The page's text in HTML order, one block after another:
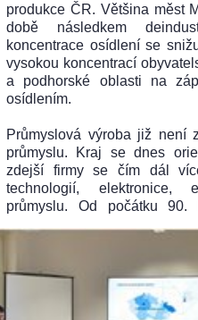
produkce ČR. Většina měst
době následkem
koncentrace osídlení se
vysokou koncentrací
a podhorské oblasti na
osídlením.
Průmyslová výroba již není
průmyslu. Kraj se dnes
zdejší firmy se čím dál
technologií, elektronice,
průmyslu. Od počátku